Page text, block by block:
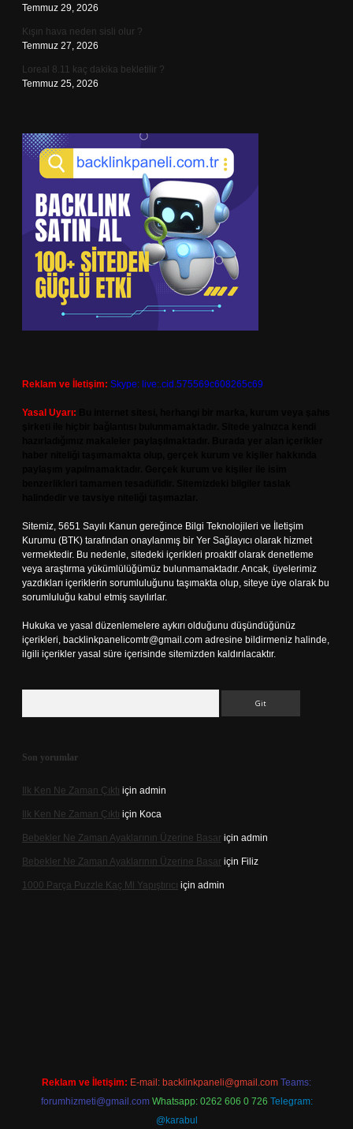
Temmuz 29, 2026
Kışın hava neden sisli olur ?
Temmuz 27, 2026
Loreal 8.11 kaç dakika bekletilir ?
Temmuz 25, 2026
Reklam ve İletişim: Skype: live:.cid.575569c608265c69
Yasal Uyarı:
Sitemiz, 5651 Sayılı Kanun gereğince Bilgi Teknolojileri ve İletişim
Kurumu (BTK) tarafından onaylanmış bir Yer Sağlayıcı olarak hizmet
vermektedir. Bu nedenle, sitedeki içerikleri proaktif olarak denetleme
veya araştırma yükümlülüğümüz bulunmamaktadır. Ancak, üyelerimiz
yazdıkları içeriklerin sorumluluğunu taşımakta olup, siteye üye olarak bu
sorumluluğu kabul etmiş sayılırlar.
Hukuka ve yasal düzenlemelere aykırı olduğunu düşündüğünüz
içerikleri, backlinkpanelicomtr@gmail.com adresine bildirmeniz halinde,
ilgili içerikler yasal süre içerisinde sitemizden kaldırılacaktır.
Son yorumlar
Ilk Ken Ne Zaman Çıktı için admin
Ilk Ken Ne Zaman Çıktı için Koca
Bebekler Ne Zaman Ayaklarının Üzerine Basar için admin
Bebekler Ne Zaman Ayaklarının Üzerine Basar için Filiz
1000 Parça Puzzle Kaç Ml Yapıştırıcı için admin
Reklam ve İletişim: E-mail: backlinkpaneli@gmail.com Teams:
forumhizmeti@gmail.com Whatsapp: 0262 606 0 726 Telegram:
@karabul